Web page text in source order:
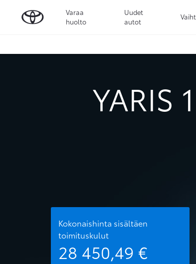
Varaa
huolto
Uudet
autot
YARIS
Kokonaishinta sisältäen
toimituskulut
28 450,49 €